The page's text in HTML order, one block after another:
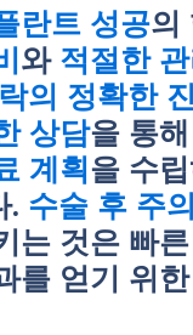
란트 성공의
와 적절한
의 정확한
상담을 통해
계획을 수
. 수술 후 주
는 것은 빠
를 얻기 위